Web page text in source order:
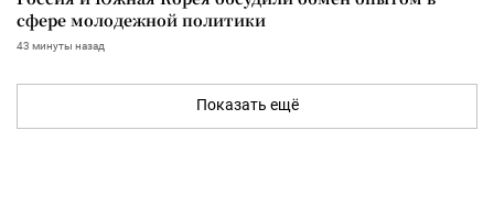
сфере молодежной политики
43 минуты назад
Показать ещё